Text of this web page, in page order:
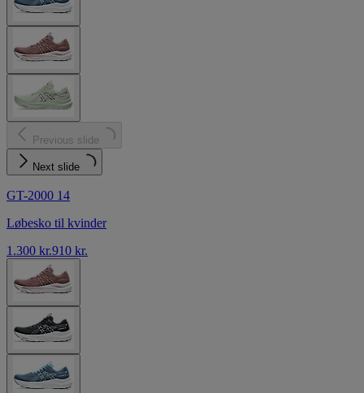
Previous slide
Next slide
GT-2000 14
Løbesko til kvinder
1.300 kr.910 kr.